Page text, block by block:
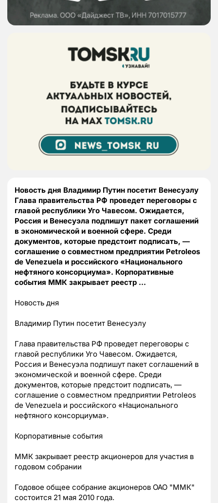
Новость дня Владимир Путин посетит Венесуэлу
Глава правительства РФ проведет переговоры с
главой республики Уго Чавесом. Ожидается,
Россия и Венесуэла подпишут пакет соглашений
в экономической и военной сфере. Среди
документов, которые предстоит подписать, —
соглашение о совместном предприятии Petroleos
de Venezuela и российского «Национального
нефтяного консорциума». Корпоративные
события ММК закрывает реестр …
Новость дня
Владимир Путин посетит Венесуэлу
Глава правительства РФ проведет переговоры с
главой республики Уго Чавесом. Ожидается,
Россия и Венесуэла подпишут пакет соглашений в
экономической и военной сфере. Среди
документов, которые предстоит подписать, —
соглашение о совместном предприятии Petroleos
de Venezuela и российского «Национального
нефтяного консорциума».
Корпоративные события
ММК закрывает реестр акционеров для участия в
годовом собрании
Годовое общее собрание акционеров ОАО "ММК"
состоится 21 мая 2010 года.